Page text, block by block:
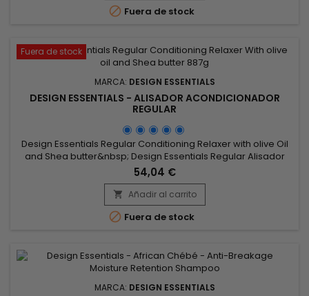
 Fuera de stock
Fuera de stock
MARCA: DESIGN ESSENTIALS
DESIGN ESSENTIALS - ALISADOR ACONDICIONADOR
REGULAR
Design Essentials Regular Conditioning Relaxer with olive Oil
and Shea butter&nbsp; Design Essentials Regular Alisador
Acondicionador con aceite de oliva y manteca de Karité es
un alisador de hidróxido de sodio que acondiciona y alisa
todas las texturas del cabello. Formulado con aceite de
Karité y Oliva.
54,04 €
 Añadir al carrito
 Fuera de stock
MARCA: DESIGN ESSENTIALS